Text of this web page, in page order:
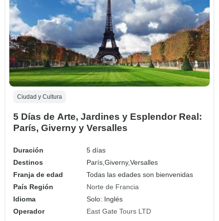
Ciudad y Cultura
5 Días de Arte, Jardines y Esplendor Real:
París, Giverny y Versalles
Duración
5 días
Destinos
París,Giverny,Versalles
Franja de edad
Todas las edades son bienvenidas
País Región
Norte de Francia
Idioma
Solo: Inglés
Operador
East Gate Tours LTD